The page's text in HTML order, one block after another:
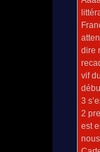
dire
vif
3
2
est